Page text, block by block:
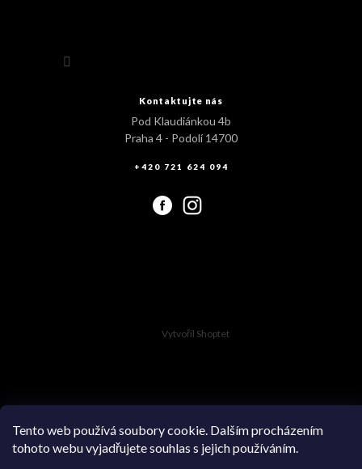
Tento web používá soubory cookie. Dalším procházením
tohoto webu vyjadřujete souhlas s jejich používáním.
Kontaktujte nás
Pod Klaudiánkou 4b
Praha 4 - Podolí 14700
+420 721 624 094
Vytvořil Shoptet
Copyright 2026 . Všechna práva vyhrazena.